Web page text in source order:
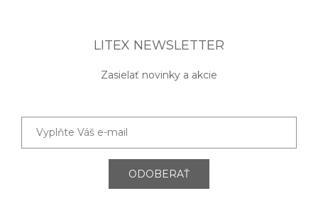
LITEX NEWSLETTER
Zasielať novinky a akcie
ODOBERAŤ